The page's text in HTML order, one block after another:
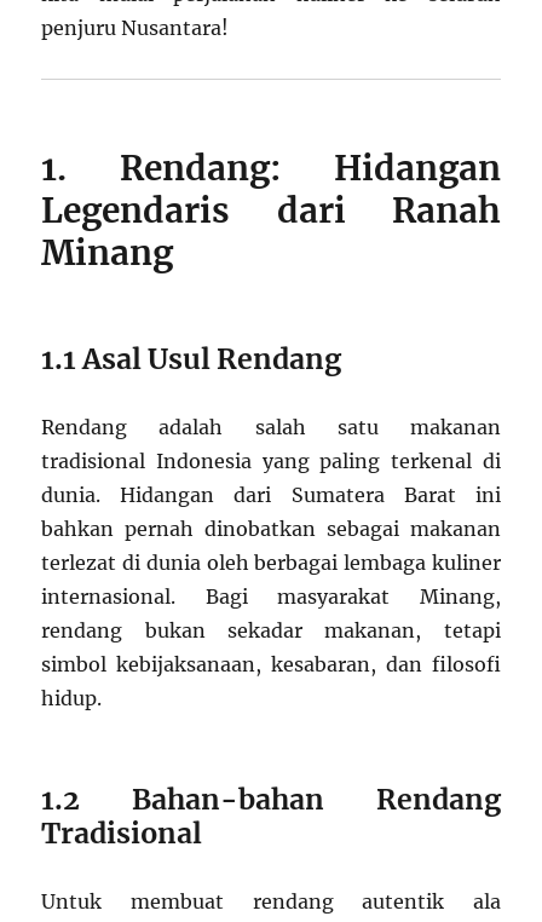
penjuru Nusantara!
1. Rendang: Hidangan
Legendaris dari Ranah
Minang
1.1 Asal Usul Rendang
Rendang adalah salah satu makanan
tradisional Indonesia yang paling terkenal di
dunia. Hidangan dari Sumatera Barat ini
bahkan pernah dinobatkan sebagai makanan
terlezat di dunia oleh berbagai lembaga kuliner
internasional. Bagi masyarakat Minang,
rendang bukan sekadar makanan, tetapi
simbol kebijaksanaan, kesabaran, dan filosofi
hidup.
1.2 Bahan-bahan Rendang
Tradisional
Untuk membuat rendang autentik ala